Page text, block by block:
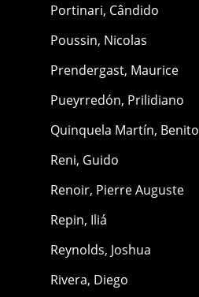
Portinari, Cândido
Poussin, Nicolas
Prendergast, Maurice
Pueyrredón, Prilidiano
Quinquela Martín, Benito
Reni, Guido
Renoir, Pierre Auguste
Repin, Iliá
Reynolds, Joshua
Rivera, Diego